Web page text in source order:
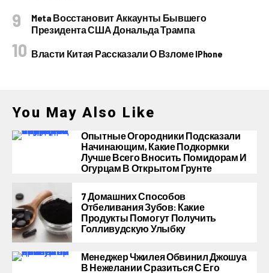
Meta Восстановит Аккаунты Бывшего
Президента США Дональда Трампа
Власти Китая Рассказали О Взломе IPhone
You May Also Like
Опытные Огородники Подсказали
Начинающим, Какие Подкормки
Лучше Всего Вносить Помидорам И
Огурцам В Открытом Грунте
7 Домашних Способов
Отбеливания Зубов: Какие
Продукты Помогут Получить
Голливудскую Улыбку
Менеджер Чжилея Обвинил Джошуа
В Нежелании Сразиться С Его